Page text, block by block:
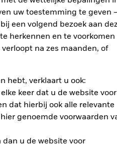
uw toestemming te geven
een volgend bezoek aan
herkennen en te voorkomen
na zes maanden, of
hebt, verklaart u ook:
keer dat u de website voor
dat hierbij ook alle relevante
genoemde voorwaarden
u de website voor
de winst per jaar over de
hoe het product in het